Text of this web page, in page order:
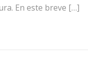
En este breve […]